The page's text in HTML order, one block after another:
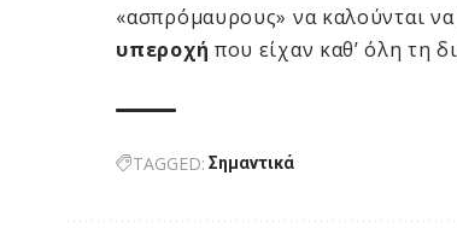
«ασπρόμαυρους» να καλούνται
υπεροχή που είχαν καθ’ όλη τη
TAGGED: Σημαντικά